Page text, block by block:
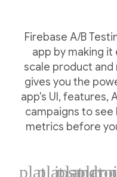
Firebase A/B
app by making it
scale product
gives you the
app's UI, features,
campaigns to
metrics before
plat_iosplat_cpp